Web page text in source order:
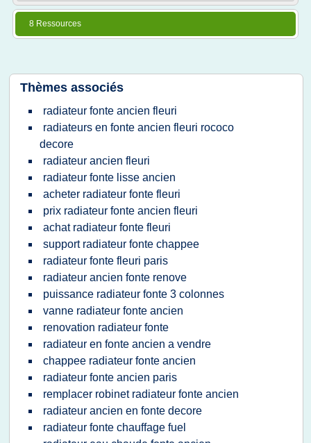
8 Ressources
Thèmes associés
radiateur fonte ancien fleuri
radiateurs en fonte ancien fleuri rococo
decore
radiateur ancien fleuri
radiateur fonte lisse ancien
acheter radiateur fonte fleuri
prix radiateur fonte ancien fleuri
achat radiateur fonte fleuri
support radiateur fonte chappee
radiateur fonte fleuri paris
radiateur ancien fonte renove
puissance radiateur fonte 3 colonnes
vanne radiateur fonte ancien
renovation radiateur fonte
radiateur en fonte ancien a vendre
chappee radiateur fonte ancien
radiateur fonte ancien paris
remplacer robinet radiateur fonte ancien
radiateur ancien en fonte decore
radiateur fonte chauffage fuel